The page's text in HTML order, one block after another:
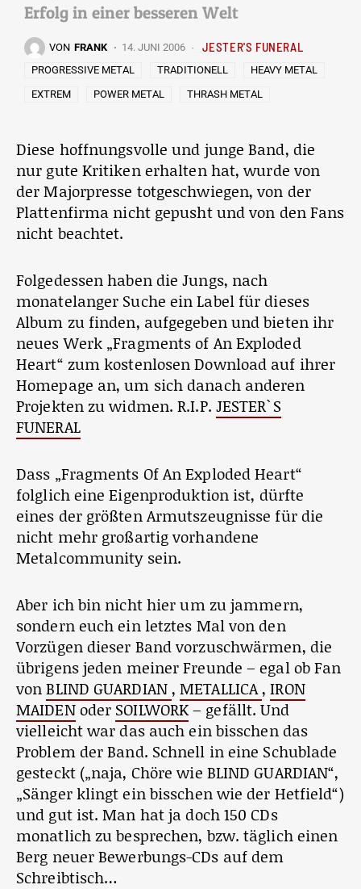
Erfolg in einer besseren Welt
VON FRANK 14. JUNI 2006 JESTER'S FUNERAL
PROGRESSIVE METAL TRADITIONELL
HEAVY METAL
EXTREM
POWER METAL THRASH METAL
Diese hoffnungsvolle und junge Band, die
nur gute Kritiken erhalten hat, wurde von
der Majorpresse totgeschwiegen, von der
Plattenfirma nicht gepusht und von den Fans
nicht beachtet.
Folgedessen haben die Jungs, nach
monatelanger Suche ein Label für dieses
Album zu finden, aufgegeben und bieten ihr
neues Werk „Fragments of An Exploded
Heart“ zum kostenlosen Download auf ihrer
Homepage an, um sich danach anderen
Projekten zu widmen. R.I.P. JESTER`S
FUNERAL
Dass „Fragments Of An Exploded Heart“
folglich eine Eigenproduktion ist, dürfte
eines der größten Armutszeugnisse für die
nicht mehr großartig vorhandene
Metalcommunity sein.
Aber ich bin nicht hier um zu jammern,
sondern euch ein letztes Mal von den
Vorzügen dieser Band vorzuschwärmen, die
übrigens jeden meiner Freunde – egal ob Fan
vonBLIND GUARDIAN,METALLICA,IRON
MAIDENoder SOILWORK– gefällt. Und
vielleicht war das auch ein bisschen das
Problem der Band. Schnell in eine Schublade
gesteckt („naja, Chöre wie BLIND GUARDIAN“,
„Sänger klingt ein bisschen wie der Hetfield“)
und gut ist. Man hat ja doch 150 CDs
monatlich zu besprechen, bzw. täglich einen
Berg neuer Bewerbungs-CDs auf dem
Schreibtisch…